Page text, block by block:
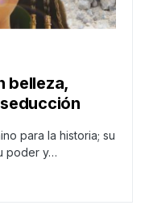
belleza,
para la historia; su
poder y…